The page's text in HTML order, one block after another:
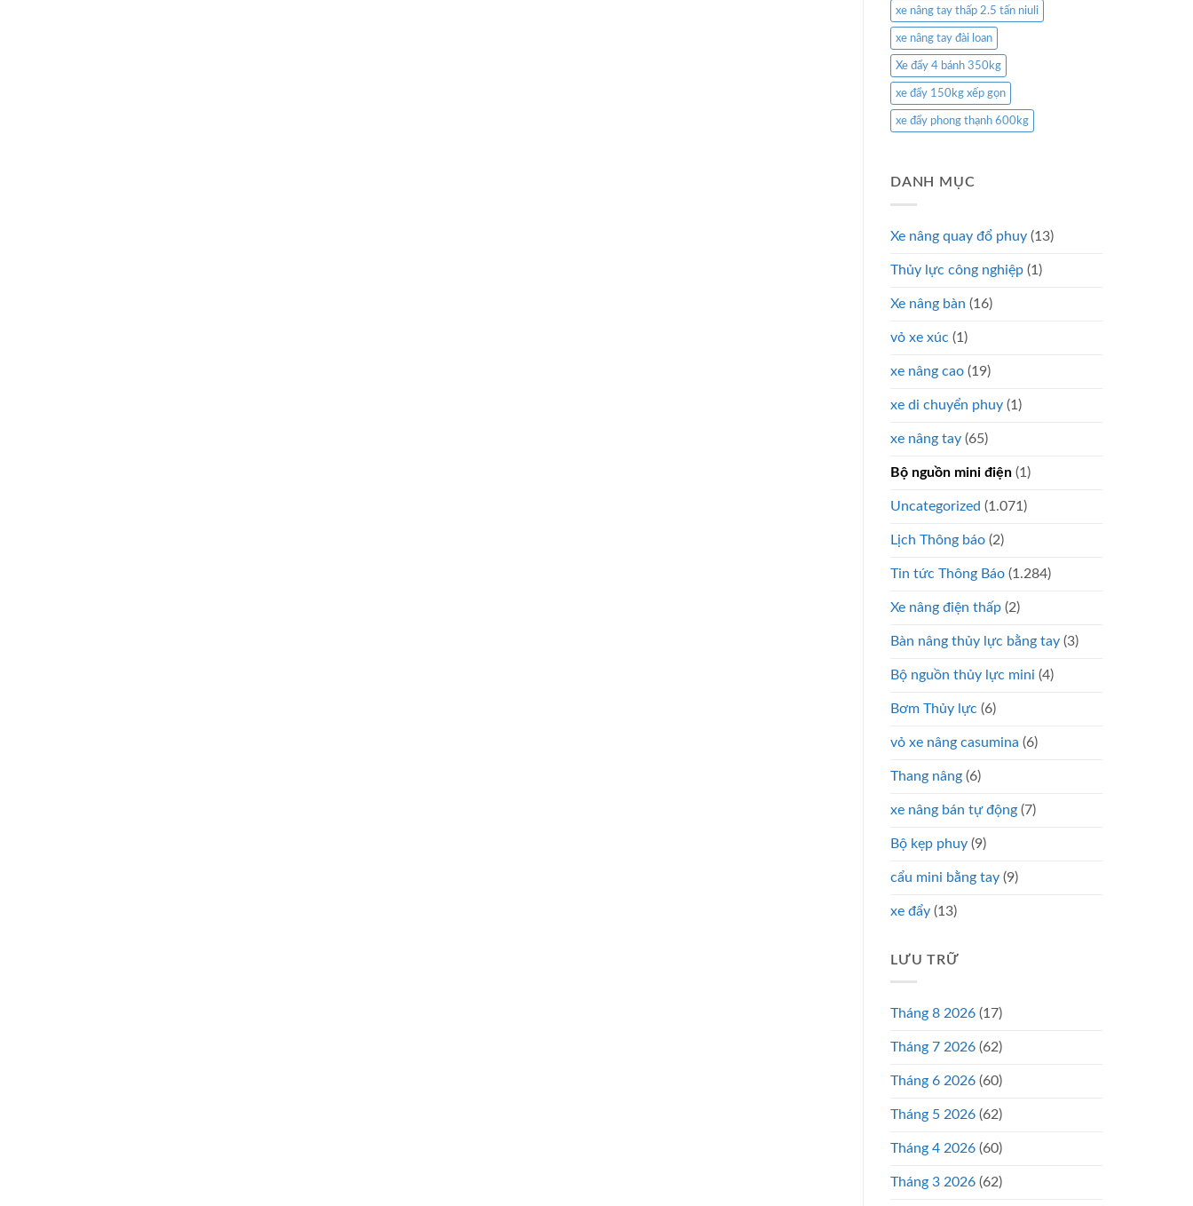
xe nâng tay thấp 2.5 tấn niuli
xe nâng tay đài loan
Xe đẩy 4 bánh 350kg
xe đẩy 150kg xếp gọn
xe đẩy phong thạnh 600kg
DANH MỤC
Xe nâng quay đổ phuy (13)
Thủy lực công nghiệp (1)
Xe nâng bàn (16)
vỏ xe xúc (1)
xe nâng cao (19)
xe di chuyển phuy (1)
xe nâng tay (65)
Bộ nguồn mini điện (1)
Uncategorized (1.071)
Lịch Thông báo (2)
Tin tức Thông Báo (1.284)
Xe nâng điện thấp (2)
Bàn nâng thủy lực bằng tay (3)
Bộ nguồn thủy lực mini (4)
Bơm Thủy lực (6)
vỏ xe nâng casumina (6)
Thang nâng (6)
xe nâng bán tự động (7)
Bộ kẹp phuy (9)
cẩu mini bằng tay (9)
xe đẩy (13)
LƯU TRỮ
Tháng 8 2026 (17)
Tháng 7 2026 (62)
Tháng 6 2026 (60)
Tháng 5 2026 (62)
Tháng 4 2026 (60)
Tháng 3 2026 (62)